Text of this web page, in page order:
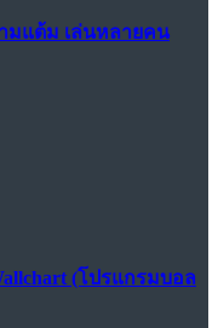
มแต้ม เล่นหลายคน
(โปรแกรมบอล